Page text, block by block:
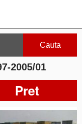
Cauta
2005/01
Pret